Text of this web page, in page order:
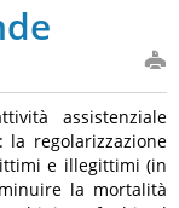
assistenziale
la regolarizzazione
e illegittimi (in
la mortalità